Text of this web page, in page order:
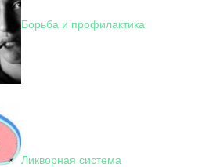
Борьба и профилактика
Ликворная система